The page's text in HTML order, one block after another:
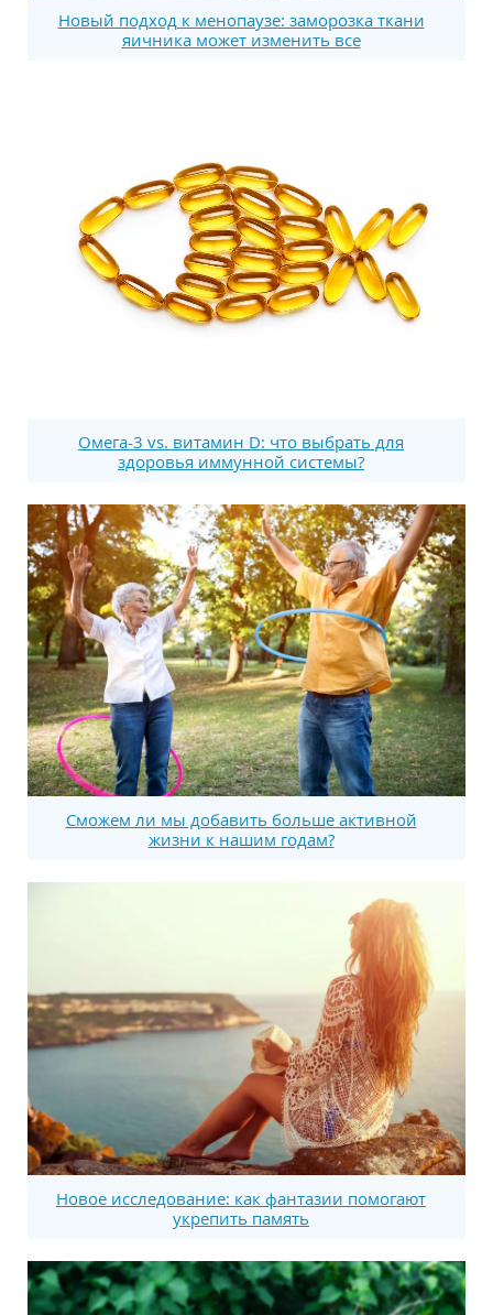
Новый подход к менопаузе: заморозка ткани
яичника может изменить все
Омега-3 vs. витамин D: что выбрать для
здоровья иммунной системы?
Сможем ли мы добавить больше активной
жизни к нашим годам?
Новое исследование: как фантазии помогают
укрепить память